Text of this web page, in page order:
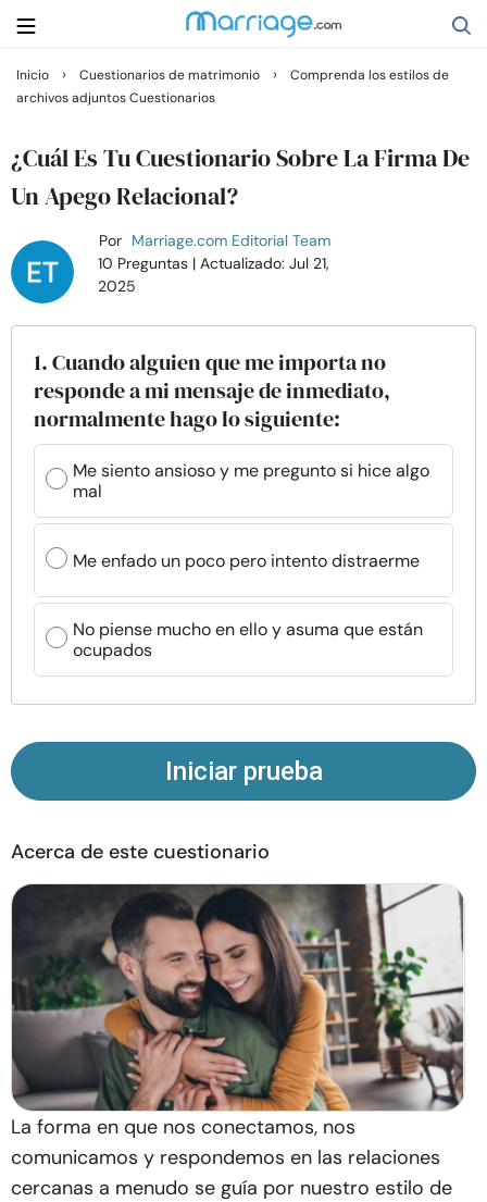
Buscar
Casarse
Relaciones
Familia
Ayuda
Cursos
Recursos
Comunidad
Encuentra un terapeuta
Contáctanos Escríbenos
nosotros
Inicio › Cuestionarios de matrimonio › Comprenda los estilos de
archivos adjuntos Cuestionarios
¿Cuál Es Tu Cuestionario Sobre La Firma De
Un Apego Relacional?
Por Marriage.com Editorial Team
10 Preguntas | Actualizado: Jul 21,
2025
1. Cuando alguien que me importa no
responde a mi mensaje de inmediato,
normalmente hago lo siguiente:
Me siento ansioso y me pregunto si hice algo
mal
Me enfado un poco pero intento distraerme
No piense mucho en ello y asuma que están
ocupados
Iniciar prueba
Acerca de este cuestionario
La forma en que nos conectamos, nos
comunicamos y respondemos en las relaciones
cercanas a menudo se guía por nuestro estilo de